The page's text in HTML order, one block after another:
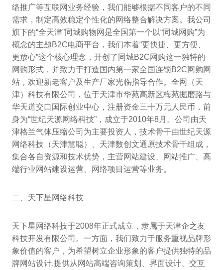
络推广等互联网业务经验，我们能够根据不同客户的不同
需求，制定高效稳定个性化的网络整合解决方案。我公司
旗下的“全天津”同城购物网是全国第一个以“同城网购”为
概念的主题B2C电商平台，我们本着“更快捷、更方便、
更放心”这个核心理念，开创了同城B2C网购这一独特的
网购形式，并致力于打造国内第一家全国连锁B2C网购网
站，欢迎新老客户及生产厂家光临指导合作。全网（天
津）科技有限公司，位于天津市华苑高新区梅苑掘磨路与
华天道交口国际创业中心，注册资金三十万元人民币，前
身为“世纪天源网络科技”，成立于2010年8月。公司由天
津格兰气体压缩公司为主要投资人，技术骨干由世纪天源
网络科技（天津慧聪）、天津数创文通原技术骨干组成，
集合各自资源和技术优势，主营网站建设、网站推广、高
端行业网站建设运营、网络项目运营等业务。
二、天下星网络科技
天下星网络科技于2008年正式成立，隶属于天津企之友
科技开发有限公司。一方面，我们致力于服务重视品牌形
象价值的客户，为希望树立企业形象的客户提供独特的品
牌网站设计,提供从网站高端咨询策划、界面设计、交互